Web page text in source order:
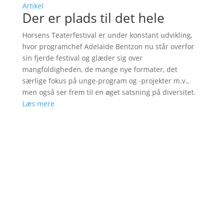
Artikel
Der er plads til det hele
Horsens Teaterfestival er under konstant udvikling,
hvor programchef Adelaide Bentzon nu står overfor
sin fjerde festival og glæder sig over
mangfoldigheden, de mange nye formater, det
særlige fokus på unge-program og -projekter m.v.,
men også ser frem til en øget satsning på diversitet.
Læs mere